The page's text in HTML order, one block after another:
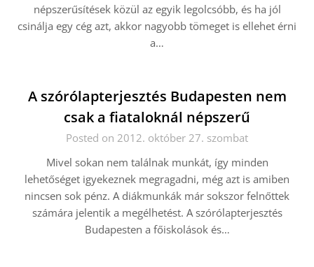
népszerűsítések közül az egyik legolcsóbb, és ha jól
csinálja egy cég azt, akkor nagyobb tömeget is ellehet érni
a…
A szórólapterjesztés Budapesten nem
csak a fiataloknál népszerű
Posted on 2012. október 27. szombat
Mivel sokan nem találnak munkát, így minden
lehetőséget igyekeznek megragadni, még azt is amiben
nincsen sok pénz. A diákmunkák már sokszor felnőttek
számára jelentik a megélhetést. A szórólapterjesztés
Budapesten a főiskolások és…